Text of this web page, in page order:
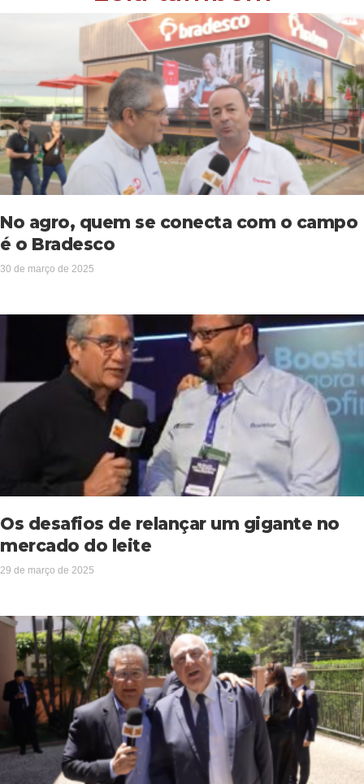
No agro, quem se conecta com o campo
é o Bradesco
30 de março de 2025
Os desafios de relançar um gigante no
mercado do leite
29 de março de 2025